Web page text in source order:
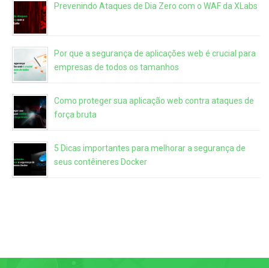
Prevenindo Ataques de Dia Zero com o WAF da XLabs
Por que a segurança de aplicações web é crucial para
empresas de todos os tamanhos
Como proteger sua aplicação web contra ataques de
força bruta
5 Dicas importantes para melhorar a segurança de
seus contêineres Docker